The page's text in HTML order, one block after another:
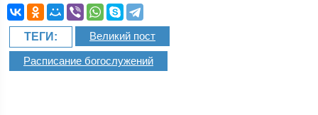
ТЕГИ: Великий пост
Расписание богослужений